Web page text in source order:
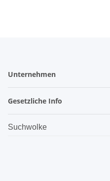
Unternehmen
Gesetzliche Info
Suchwolke